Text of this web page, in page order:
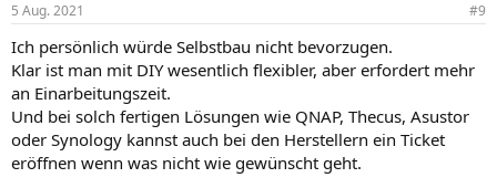
5 Aug. 2021 #9
Ich persönlich würde Selbstbau nicht bevorzugen.
Klar ist man mit DIY wesentlich flexibler, aber erfordert mehr
an Einarbeitungszeit.
Und bei solch fertigen Lösungen wie QNAP, Thecus, Asustor
oder Synology kannst auch bei den Herstellern ein Ticket
eröffnen wenn was nicht wie gewünscht geht.